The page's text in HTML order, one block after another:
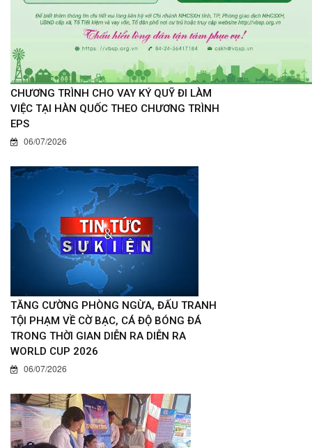
CHƯƠNG TRÌNH CHO VAY KÝ QUỸ ĐI LÀM
VIỆC TẠI HÀN QUỐC THEO CHƯƠNG TRÌNH
EPS
06/07/2026
TĂNG CƯỜNG PHÒNG NGỪA, ĐẤU TRANH
TỘI PHẠM VỀ CỜ BẠC, CÁ ĐỘ BÓNG ĐÁ
TRONG THỜI GIAN DIỄN RA DIỄN RA
WORLD CUP 2026
06/07/2026